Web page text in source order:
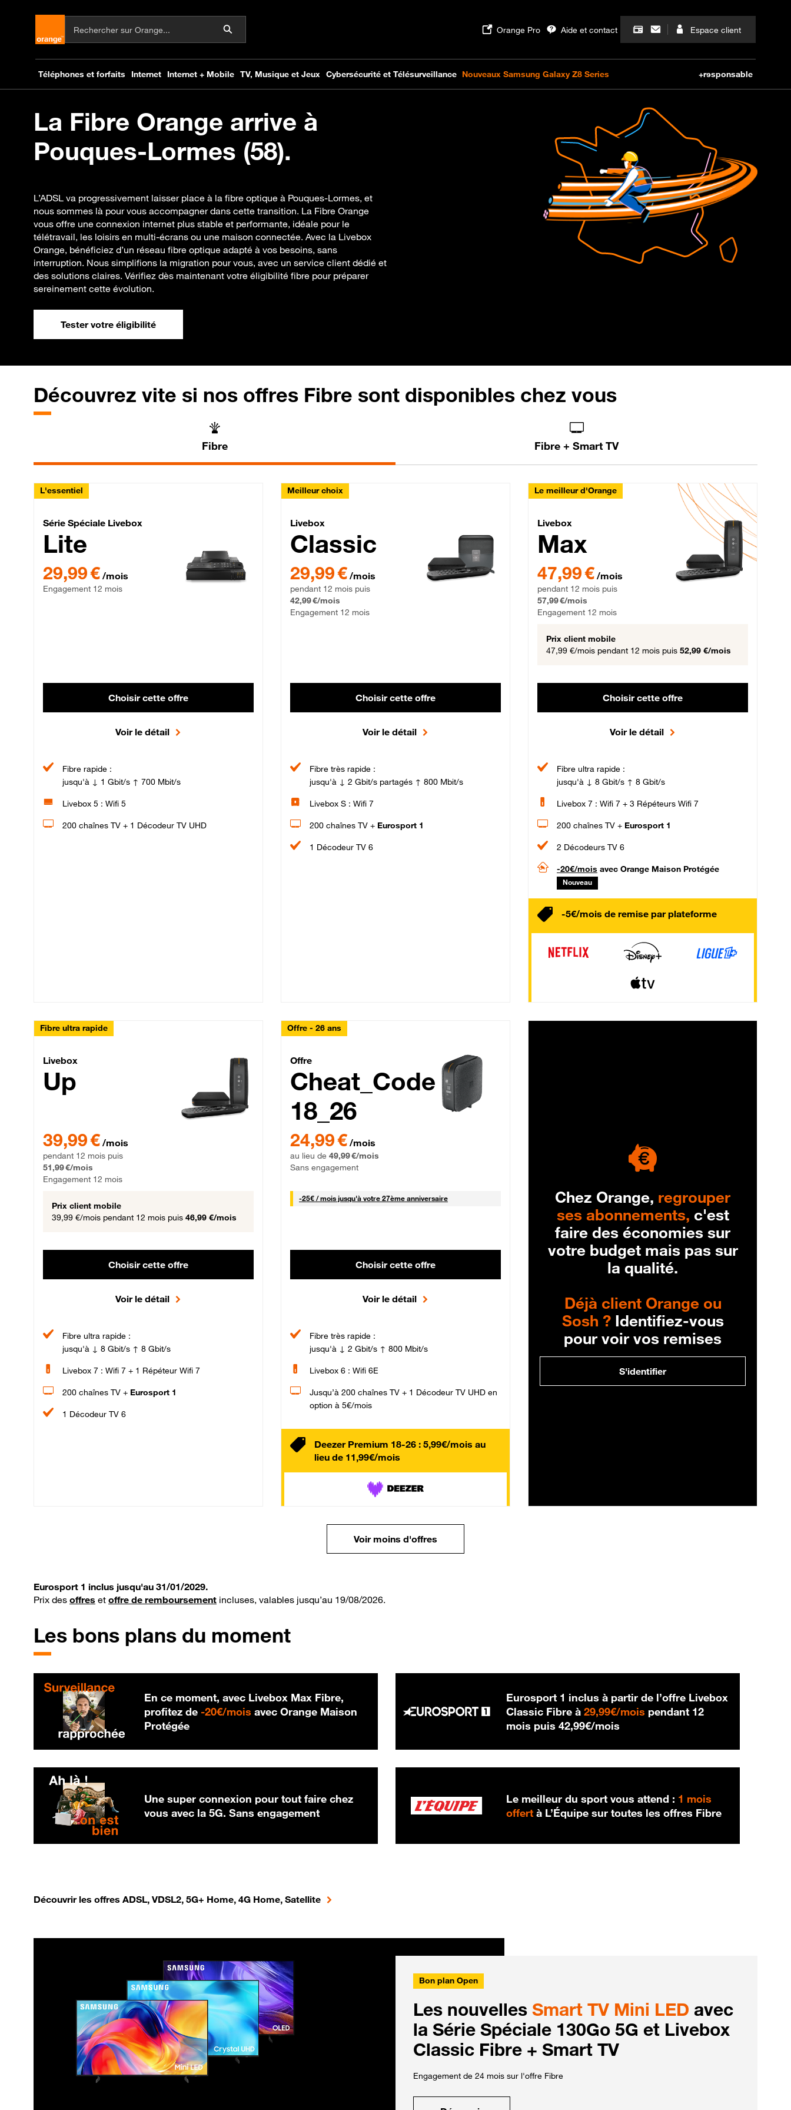
La Fibre Orange arrive à
Pouques-Lormes (58).
L’ADSL va progressivement laisser place à la fibre optique à Pouques-Lormes, et
nous sommes là pour vous accompagner dans cette transition. La Fibre Orange
vous offre une connexion internet plus stable et performante, idéale pour le
télétravail, les loisirs en multi-écrans ou une maison connectée. Avec la Livebox
Orange, bénéficiez d’un réseau fibre optique adapté à vos besoins, sans
interruption. Nous simplifions la migration pour vous, avec un service client dédié et
des solutions claires. Vérifiez dès maintenant votre éligibilité fibre pour préparer
sereinement cette évolution.
Tester votre éligibilité
Découvrez vite si nos offres Fibre sont disponibles chez vous
Fibre Fibre + Smart TV
L'essentiel
Série Spéciale Livebox Lite Fibre
Série Spéciale Livebox
Lite
29,99 € par mois , Engagement 12 mois
29,99 € /mois
Engagement 12 mois
Choisir cette offre
Voir le détail
Fibre rapide :
jusqu'à ↓ 1 Gbit/s ↑ 700 Mbit/s
Livebox 5 : Wifi 5
200 chaînes TV + 1 Décodeur TV UHD
Meilleur choix
Livebox Classic Fibre
Livebox
Classic
29,99 € par mois pendant 12 mois puis 42,99 € par mois, Engagement 12 mois
29,99 € /mois
pendant 12 mois puis
42,99 €/mois
Engagement 12 mois
Choisir cette offre
Voir le détail
Fibre très rapide :
jusqu'à ↓ 2 Gbit/s partagés ↑ 800 Mbit/s
Livebox S : Wifi 7
200 chaînes TV + Eurosport 1
1 Décodeur TV 6
Le meilleur d'Orange
Livebox Max Fibre
Livebox
Max
47,99 € par mois pendant 12 mois puis 57,99 € par mois,
47,99 € /mois
pendant 12 mois puis
57,99 €/mois
Engagement 12 mois
Prix client mobile
47,99 €/mois pendant 12 mois puis 52,99 €/mois
Choisir cette offre
Voir le détail
Fibre ultra rapide :
jusqu'à ↓ 8 Gbit/s ↑ 8 Gbit/s
Livebox 7 : Wifi 7 + 3 Répéteurs Wifi 7
200 chaînes TV + Eurosport 1
2 Décodeurs TV 6
-20€/mois avec Orange Maison Protégée
Nouveau
-5€/mois de remise par plateforme
Fibre ultra rapide
Livebox Up Fibre
Livebox
Up
39,99 € /mois
pendant 12 mois puis
51,99 €/mois
Engagement 12 mois
Prix client mobile
39,99 €/mois pendant 12 mois puis 46,99 €/mois
Choisir cette offre
Voir le détail
Fibre ultra rapide :
jusqu'à ↓ 8 Gbit/s ↑ 8 Gbit/s
Livebox 7 : Wifi 7 + 1 Répéteur Wifi 7
200 chaînes TV + Eurosport 1
1 Décodeur TV 6
Offre - 26 ans
Cheat_Code Fibre_18_26
Offre
Cheat_Code
18_26
24,99 € /mois
au lieu de 49,99 €/mois
Sans engagement
-25€ / mois25 € par mois
jusqu'à votre 27ème anniversaire
Choisir cette offre
Voir le détail
Fibre très rapide :
jusqu'à ↓ 2 Gbit/s ↑ 800 Mbit/s
Livebox 6 : Wifi 6E
Jusqu’à 200 chaînes TV + 1 Décodeur TV UHD en
option à 5€/mois
Deezer Premium 18-26 : 5,99€/mois au
lieu de 11,99€/mois
Chez Orange, regrouper
ses abonnements, c'est
faire des économies sur
votre budget mais pas sur
la qualité.
Déjà client Orange ou
Sosh ?Identifiez-vous
pour voir vos remises
S'identifier
Voir moins d'offres
Eurosport 1 inclus jusqu'au 31/01/2029.
Prix des offres et offre de remboursement incluses, valables jusqu’au 19/08/2026.
Les bons plans du moment
En ce moment, avec Livebox Max Fibre,
profitez de -20€/mois 20 € par mois
avec Orange Maison
Protégée
Eurosport 1 inclus à partir de l’offre Livebox
Classic Fibre à29,99€/mois 29,99 € par mois
pendant 12
mois puis42,99€/mois
Une super connexion pour tout faire chez
vous avec la 5G. Sans engagement
Le meilleur du sport vous attend : 1 mois
offert à L’Équipe sur toutes les offres Fibre
Découvrir les offres ADSL, VDSL2, 5G+ Home, 4G Home, Satellite
Bon plan Open
Les nouvelles Smart TV Mini LED avec
la Série Spéciale 130Go 5G et Livebox
Classic Fibre + Smart TV
Engagement de 24 mois sur l'offre Fibre